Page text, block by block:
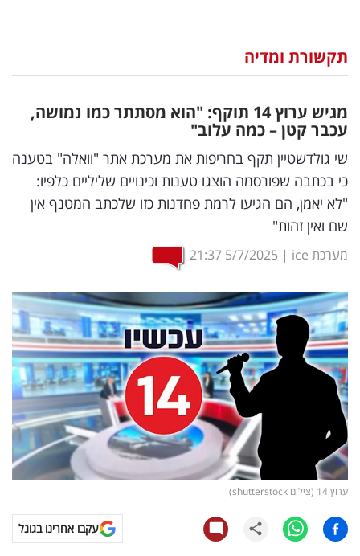
וצרכנות
דיגיטל
וטק
שיווק
ופרסום
משפט
מדדים
ומחקרים
דעות
רכילות
עסקית
קריפטו
ויראלי
טלוויזיה
תקשורת ומדיה
מגיש ערוץ 14 תוקף: "הוא מסתתר כמו נמושה,
עכבר קטן – כמה עלוב"
שי גולדשטיין תקף בחריפות את מערכת אתר "וואלה" בטענה
כי בכתבה שפורסמה הוצגו טענות וכינויים שליליים כלפיו:
"לא יאמן, הם הגיעו לרמת פחדנות כזו שלכתב המטנף אין
שם ואין זהות"
מערכת ice |
5/7/2025
21:37
ערוץ 14 (צילום shutterstock)
עקבו אחרינו בגוגל